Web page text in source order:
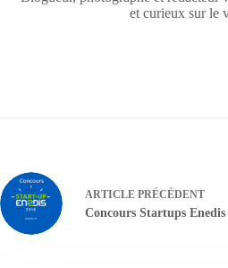
et curieux sur le
ARTICLE PRÉCÉDENT
Concours Startups Enedis